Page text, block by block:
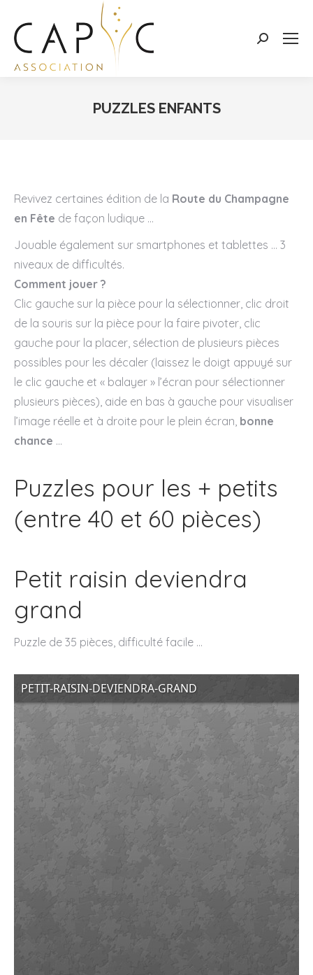
Search:
PUZZLES ENFANTS
Revivez certaines édition de la Route du Champagne
en Fête de façon ludique …
Jouable également sur smartphones et tablettes … 3
niveaux de difficultés.
Comment jouer ?
Clic gauche sur la pièce pour la sélectionner, clic droit
de la souris sur la pièce pour la faire pivoter, clic
gauche pour la placer, sélection de plusieurs pièces
possibles pour les décaler (laissez le doigt appuyé sur
le clic gauche et « balayer » l’écran pour sélectionner
plusieurs pièces), aide en bas à gauche pour visualiser
l’image réelle et à droite pour le plein écran, bonne
chance …
Puzzles pour les + petits
(entre 40 et 60 pièces)
Petit raisin deviendra
grand
Puzzle de 35 pièces, difficulté facile …